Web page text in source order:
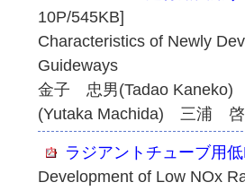
10P/545KB]
Characteristics of Newly
Guideways
金子 忠男(Tadao
(Yutaka Machida) 三浦 啓
ラジアントチューブ用
Development of Low NOx